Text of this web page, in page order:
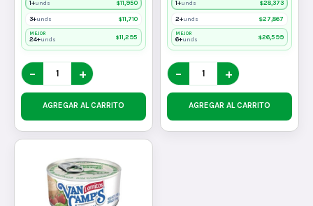
1+unds $11,950
3+unds $11,710
MEJOR
24+unds $11,295
− +
AGREGAR AL CARRITO
1+unds $28,373
2+unds $27,867
MEJOR
6+unds $26,599
− +
AGREGAR AL CARRITO